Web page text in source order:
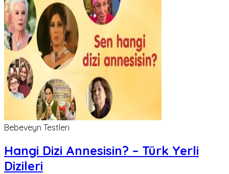
Bebeveyn Testleri
Hangi Dizi Annesisin? – Türk Yerli
Dizileri